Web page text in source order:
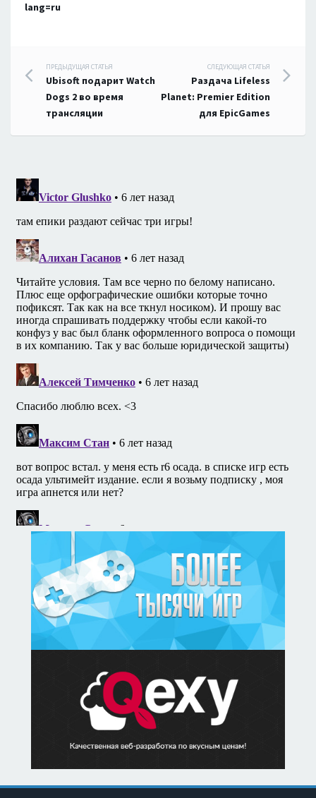
lang=ru
Навигация
по
записям
ПРЕДЫДУЩАЯ СТАТЬЯ
Ubisoft подарит Watch
Dogs 2 во время
трансляции
СЛЕДУЮЩАЯ СТАТЬЯ
Раздача Lifeless
Planet: Premier Edition
для EpicGames